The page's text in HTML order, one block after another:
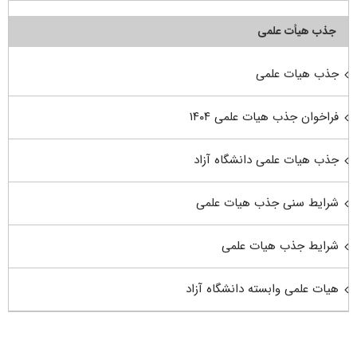
جذب هیأت علمی
جذب هیات علمی
فراخوان جذب هیات علمی ۱۴۰۴
جذب هیات علمی دانشگاه آزاد
شرایط سنی جذب هیات علمی
شرایط جذب هیات علمی
هیات علمی وابسته دانشگاه آزاد